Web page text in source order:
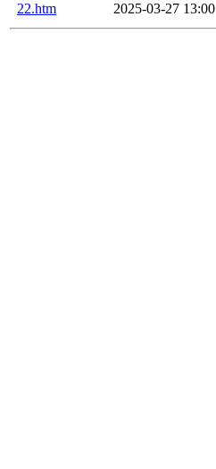
22.htm
2025-03-27 13:00